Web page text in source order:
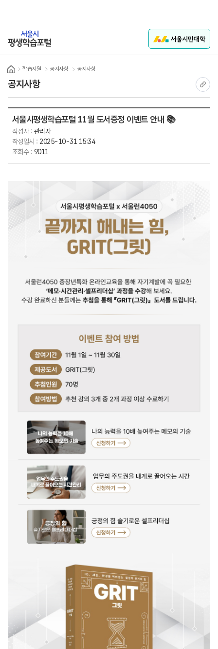
Home
학습지원 공지사항 공지사항
공지사항 현재
서울시평생학습포털 11월 도서증정 이벤트 안내 📚
작성자 : 관리자
작성일시 : 2025-10-31 15:34
조회수 : 9011